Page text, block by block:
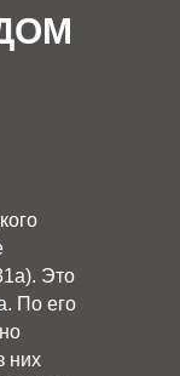
Это
По его
них